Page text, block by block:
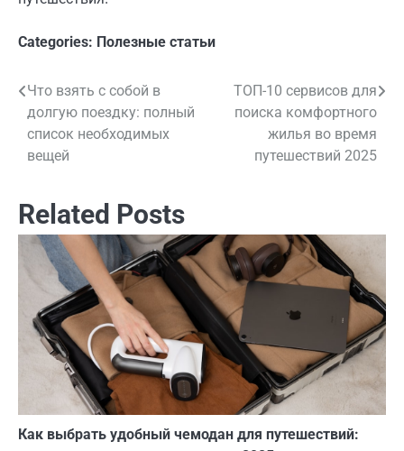
Categories: Полезные статьи
Навигация
по
записям
Что взять с собой в
долгую поездку: полный
список необходимых
вещей
ТОП-10 сервисов для
поиска комфортного
жилья во время
путешествий 2025
Related Posts
Как выбрать удобный чемодан для путешествий: